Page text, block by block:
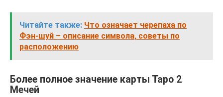
Читайте также: Что означает черепаха по
Фэн-шуй – описание символа, советы по
расположению
Более полное значение карты Таро 2
Мечей